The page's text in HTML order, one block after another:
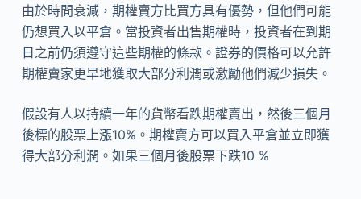
由於時間衰減，期權賣方比買方具有優勢，但他們可能
仍想買入以平倉。當投資者出售期權時，投資者在到期
日之前仍須遵守這些期權的條款。證券的價格可以允許
期權賣家更早地獲取大部分利潤或激勵他們減少損失。
假設有人以持續一年的貨幣看跌期權賣出，然後三個月
後標的股票上漲10%。期權賣方可以買入平倉並立即獲
得大部分利潤。如果三個月後股票下跌10 %